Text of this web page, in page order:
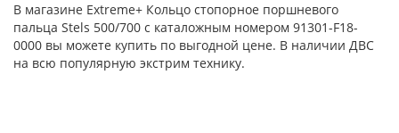
В магазине Extreme+ Кольцо стопорное поршневого
пальца Stels 500/700 с каталожным номером 91301-F18-
0000 вы можете купить по выгодной цене. В наличии ДВС
на всю популярную экстрим технику.